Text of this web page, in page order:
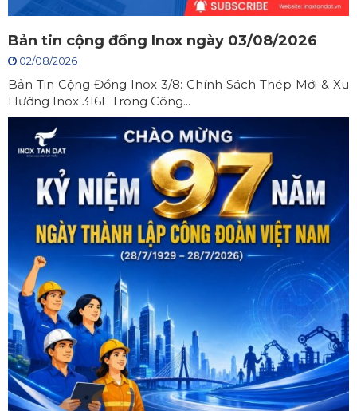
Bản tin cộng đồng Inox ngày 03/08/2026
02/08/2026
Bản Tin Cộng Đồng Inox 3/8: Chính Sách Thép Mới & Xu
Hướng Inox 316L Trong Công...